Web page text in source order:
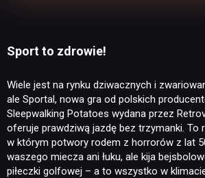
Sport to zdrowie!
Wiele jest na rynku dziwacznych i
ale Sportal, nowa gra od polskich
Sleepwalking Potatoes wydana przez
oferuje prawdziwą jazdę bez trzymanki. To
w którym potwory rodem z horrorów z lat
waszego miecza ani łuku, ale kija
piłeczki golfowej – a to wszystko w